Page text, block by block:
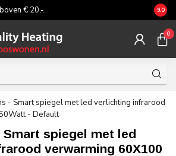
€ 20,-. 9.0
0
- Smart spiegel met led verlichting infrarood
- Default
Smart spiegel met led
verwarming 60X100